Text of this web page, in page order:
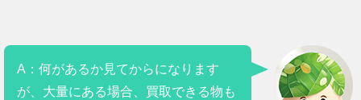
A：何があるか見てからになります
が、大量にある場合、買取できる物も